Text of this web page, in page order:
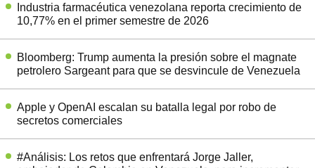
Industria farmacéutica venezolana reporta crecimiento de
10,77% en el primer semestre de 2026
Bloomberg: Trump aumenta la presión sobre el magnate
petrolero Sargeant para que se desvincule de Venezuela
Apple y OpenAI escalan su batalla legal por robo de
secretos comerciales
#Análisis: Los retos que enfrentará Jorge Jaller,